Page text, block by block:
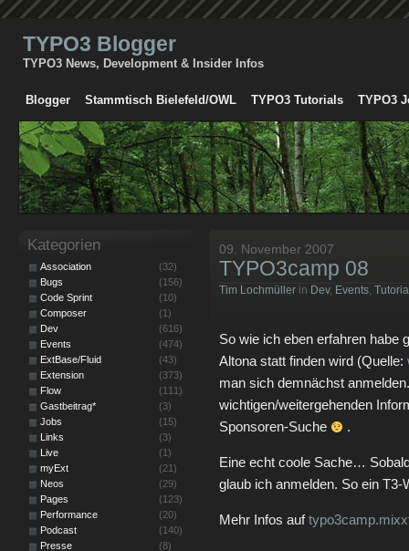
TYPO3 Blogger
TYPO3 News, Development & Insider Infos
Blogger Stammtisch Bielefeld/OWL TYPO3 Tutorials TYPO3
09. November 2007
TYPO3camp 08
Tim Lochmüller in Dev, Events,
So wie ich eben erfahren habe
Altona statt finden wird (Quelle:
man sich demnächst
wichtigen/weitergehenden
Sponsoren-Suche
.
Eine echt coole Sache…
glaub ich anmelden. So ein
Mehr Infos auf
Kategorien
Association
(32)
Bugs
(156)
Code Sprint
(10)
Composer
(1)
Dev
(616)
Events
(474)
ExtBase/Fluid
(43)
Extension
(373)
Flow
(111)
Gastbeitrag*
(3)
Jobs
(15)
Links
(3)
Live
(1)
myExt
(21)
Neos
(29)
Pages
(123)
Performance
(20)
Podcast
(140)
Presse
(8)